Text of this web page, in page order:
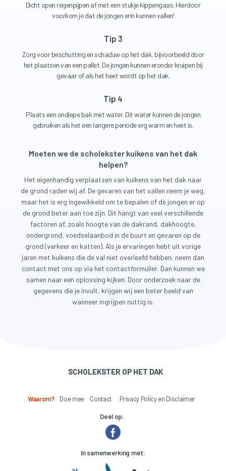
Dicht open regenpijpen af met een stukje kippengaas. Hierdoor
voorkom je dat de jongen erin kunnen vallen!
Tip 3
Zorg voor beschutting en schaduw op het dak, bijvoorbeeld door
het plaatsen van een pallet. De jongen kunnen eronder kruipen bij
gevaar of als het heet wordt op het dak.
Tip 4
Plaats een ondiepe bak met water. Dit water kunnen de jongen
gebruiken als het een langere periode erg warm en heet is.
Moeten we de scholekster kuikens van het dak
helpen?
Het eigenhandig verplaatsen van kuikens van het dak naar
de grond raden wij af. De gevaren van het vallen neem je weg,
maar het is erg ingewikkeld om te bepalen of de jongen er op
de grond beter aan toe zijn. Dit hangt van veel verschillende
factoren af, zoals hoogte van de dakrand, dakhoogte,
ondergrond, voedselaanbod in de buurt en gevaren op de
grond (verkeer en katten). Als je ervaringen hebt uit vorige
jaren met kuikens die de val niet overleefd hebben, neem dan
contact met ons op via het contactformulier. Dan kunnen we
samen naar een oplossing kijken. Door onderzoek naar de
gegevens die je invult, krijgen wij een beter beeld van
wanneer ingrijpen nuttig is.
SCHOLEKSTER OP HET DAK
Waarom? Doe mee Contact Privacy Policy en Disclaimer
Deel op:
In samenwerking met: